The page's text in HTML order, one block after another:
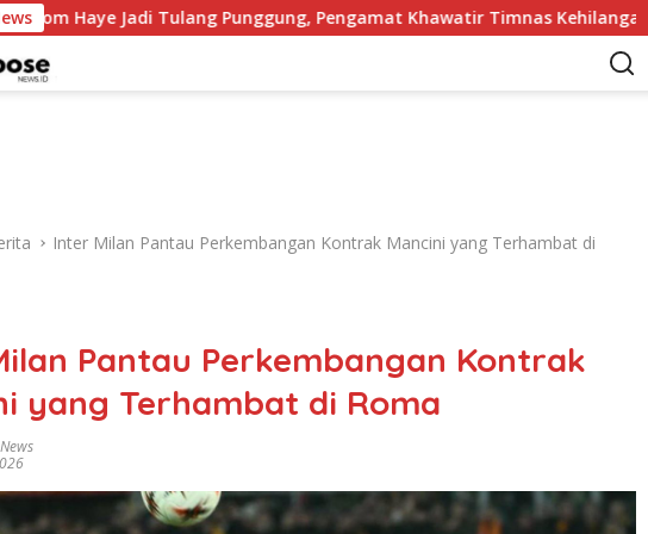
Tulang Punggung, Pengamat Khawatir Timnas Kehilangan Arah Tanpanya
Inter Milan Pantau Perkembangan Kontrak Mancini yang Terhambat di
Pantau Perkembangan Kontrak
yang Terhambat di Roma